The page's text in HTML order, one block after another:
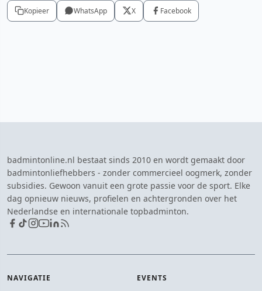
Kopieer WhatsApp X Facebook
badmintonline.nl bestaat sinds 2010 en wordt gemaakt door
badmintonliefhebbers - zonder commercieel oogmerk, zonder
subsidies. Gewoon vanuit een grote passie voor de sport. Elke
dag opnieuw nieuws, profielen en achtergronden over het
Nederlandse en internationale topbadminton.
NAVIGATIE EVENTS